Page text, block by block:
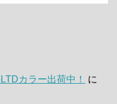
カラー出荷中！
に